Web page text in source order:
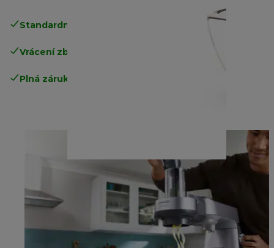
Standardní doručení zdarma
Vrácení zboží zdarma
Plná záruka výrobce